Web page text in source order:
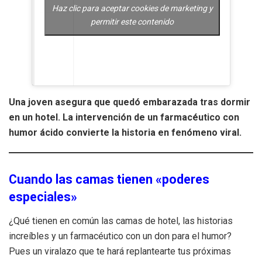
Haz clic para aceptar cookies de marketing y
permitir este contenido
Una joven asegura que quedó embarazada tras dormir
en un hotel. La intervención de un farmacéutico con
humor ácido convierte la historia en fenómeno viral.
Cuando las camas tienen «poderes
especiales»
¿Qué tienen en común las camas de hotel, las historias
increíbles y un farmacéutico con un don para el humor?
Pues un viralazo que te hará replantearte tus próximas